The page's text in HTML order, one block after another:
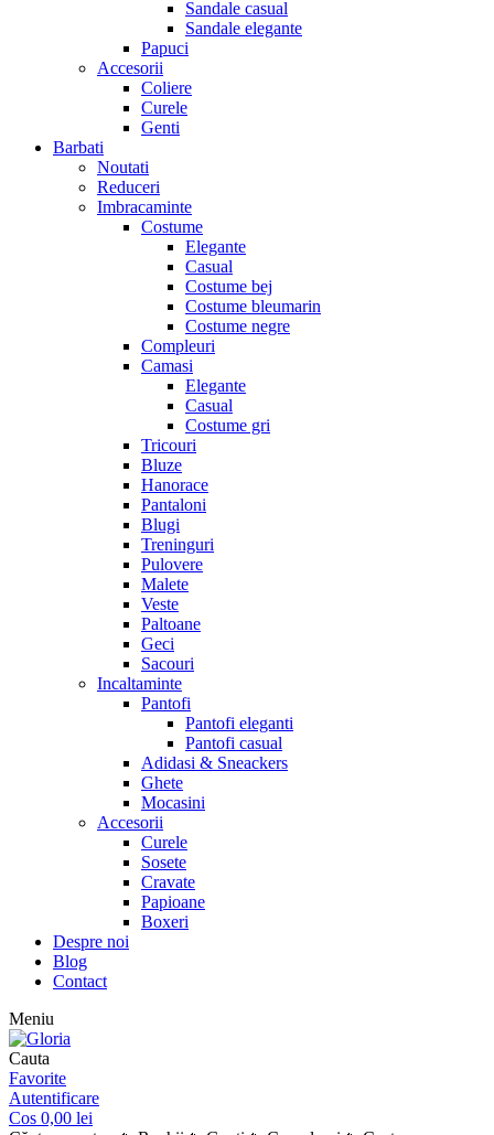
Sandale casual
Sandale elegante
Papuci
Accesorii
Coliere
Curele
Genti
Barbati
Noutati
Reduceri
Imbracaminte
Costume
Elegante
Casual
Costume bej
Costume bleumarin
Costume negre
Compleuri
Camasi
Elegante
Casual
Costume gri
Tricouri
Bluze
Hanorace
Pantaloni
Blugi
Treninguri
Pulovere
Malete
Veste
Paltoane
Geci
Sacouri
Incaltaminte
Pantofi
Pantofi eleganti
Pantofi casual
Adidasi & Sneackers
Ghete
Mocasini
Accesorii
Curele
Sosete
Cravate
Papioane
Boxeri
Despre noi
Blog
Contact
Meniu
Cauta
Favorite
Autentificare
Cos 0,00 lei